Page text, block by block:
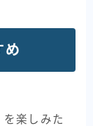
め
を楽しみた